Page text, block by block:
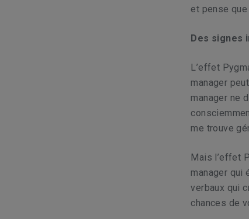
et pense
Des signes
L’effet
manager
manager ne
me trouve
Mais l’effet
manager qui
verbaux qui
chances de